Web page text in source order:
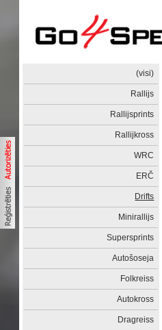
(visi)
Rallijs
Rallijsprints
Rallijkross
WRC
ERČ
Drifts
Minirallijs
Supersprints
Autošoseja
Folkreiss
Autokross
Dragreiss